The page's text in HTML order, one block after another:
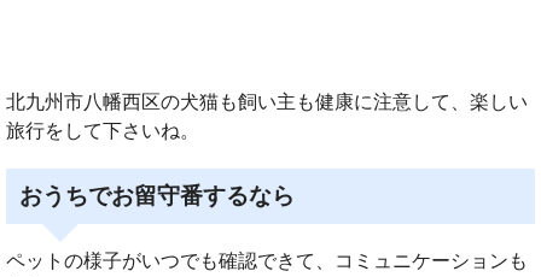
北九州市八幡西区の犬猫も飼い主も健康に注意して、楽しい
旅行をして下さいね。
おうちでお留守番するなら
ペットの様子がいつでも確認できて、コミュニケーションも